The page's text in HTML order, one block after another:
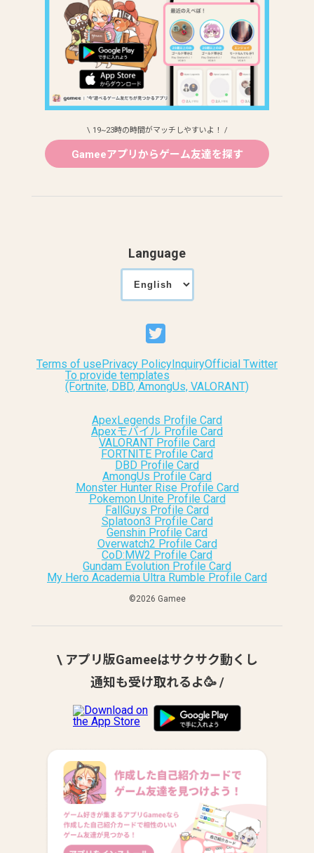
\ 19~23時の時間がマッチしやすいよ！ /
Gameeアプリからゲーム友達を探す
Language
Terms of usePrivacy Policy InquiryOfficial Twitter
To provide templates
(Fortnite, DBD, AmongUs, VALORANT)
ApexLegends Profile Card
Apexモバイル Profile Card
VALORANT Profile Card
FORTNITE Profile Card
DBD Profile Card
AmongUs Profile Card
Monster Hunter Rise Profile Card
Pokemon Unite Profile Card
FallGuys Profile Card
Splatoon3 Profile Card
Genshin Profile Card
Overwatch2 Profile Card
CoD:MW2 Profile Card
Gundam Evolution Profile Card
My Hero Academia Ultra Rumble Profile Card
©︎2026 Gamee
\ アプリ版Gameeはサクサク動くし
通知も受け取れるよ🥳 /